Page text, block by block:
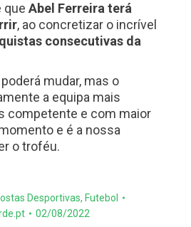
que Abel Ferreira terá
, ao concretizar o incrível
consecutivas da
mudar, mas o
a equipa mais
competente e com maior
e é a nossa
o troféu.
Desportivas, Futebol
02/08/2022